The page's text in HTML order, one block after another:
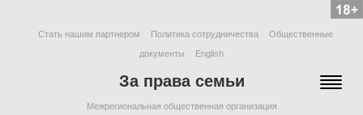
Стать нашим партнером Политика сотрудничества
Общественные
документы
English
За права семьи
Межрегиональная общественная организация